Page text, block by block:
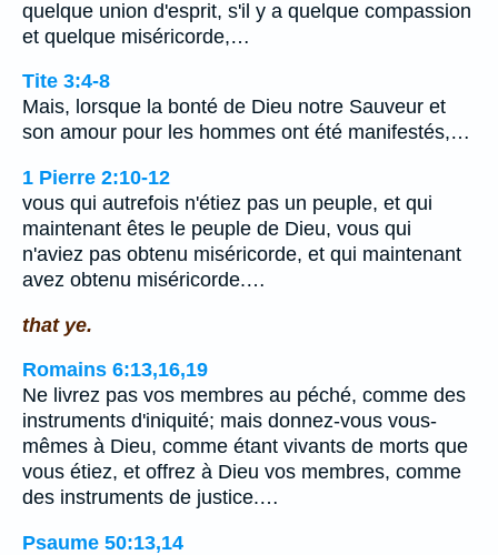
quelque union d'esprit, s'il y a quelque compassion
et quelque miséricorde,…
Tite 3:4-8
Mais, lorsque la bonté de Dieu notre Sauveur et
son amour pour les hommes ont été manifestés,…
1 Pierre 2:10-12
vous qui autrefois n'étiez pas un peuple, et qui
maintenant êtes le peuple de Dieu, vous qui
n'aviez pas obtenu miséricorde, et qui maintenant
avez obtenu miséricorde.…
that ye.
Romains 6:13,16,19
Ne livrez pas vos membres au péché, comme des
instruments d'iniquité; mais donnez-vous vous-
mêmes à Dieu, comme étant vivants de morts que
vous étiez, et offrez à Dieu vos membres, comme
des instruments de justice.…
Psaume 50:13,14